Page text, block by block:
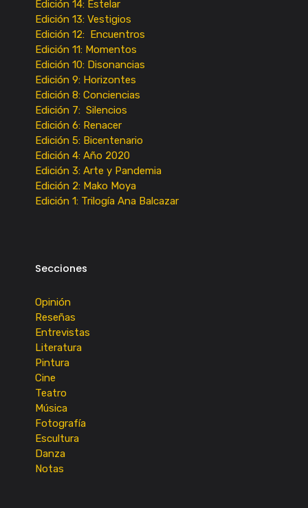
Edición 14: Estelar
Edición 13: Vestigios
Edición 12: Encuentros
Edición 11: Momentos
Edición 10: Disonancias
Edición 9: Horizontes
Edición 8: Conciencias
Edición 7: Silencios
Edición 6: Renacer
Edición 5: Bicentenario
Edición 4: Año 2020
Edición 3: Arte y Pandemia
Edición 2: Mako Moya
Edición 1: Trilogía Ana Balcazar
Secciones
Opinión
Reseñas
Entrevistas
Literatura
Pintura
Cine
Teatro
Música
Fotografía
Escultura
Danza
Notas